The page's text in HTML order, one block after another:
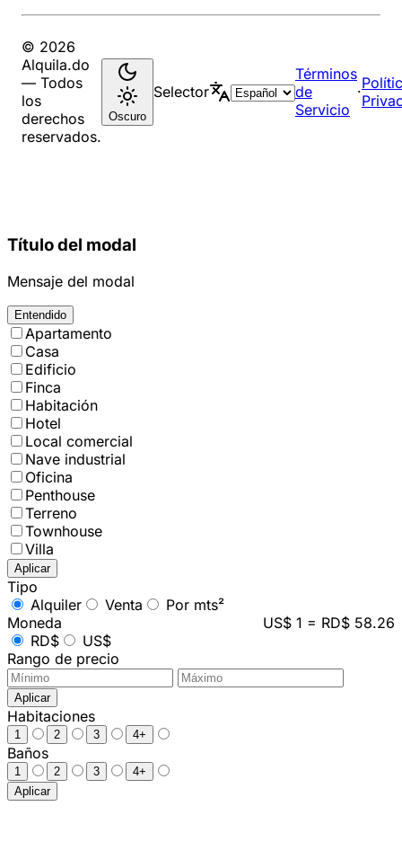
© 2026
Alquila.do
— Todos
los
derechos
reservados.
Oscuro
Selector
Términos
de
Servicio
·
Título del modal
Mensaje del modal
Entendido
Apartamento
Casa
Edificio
Finca
Habitación
Hotel
Local comercial
Nave industrial
Oficina
Penthouse
Terreno
Townhouse
Villa
Aplicar
Tipo
Alquiler
Venta
Por mts²
Moneda
US$ 1 = RD$ 58.26
RD$
US$
Rango de precio
Aplicar
Habitaciones
1 2 3 4+
Baños
1 2 3
4+
Aplicar